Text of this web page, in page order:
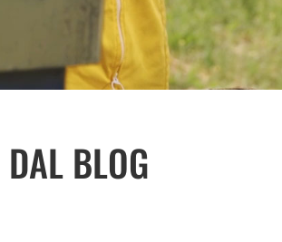
DAL BLOG